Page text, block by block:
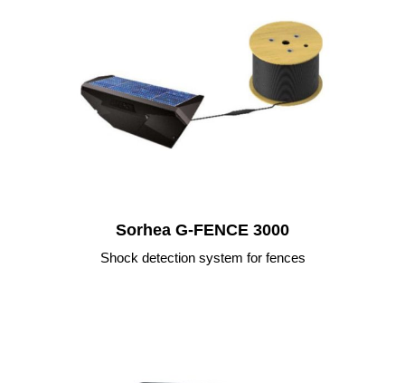
Sorhea G-FENCE 3000
Shock detection system for fences